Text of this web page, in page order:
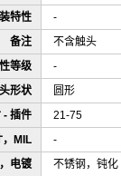
特性
-
备注
不含触头
等级
-
形状
圆形
- 插件
21-75
，MIL
-
电镀
不锈钢，钝化